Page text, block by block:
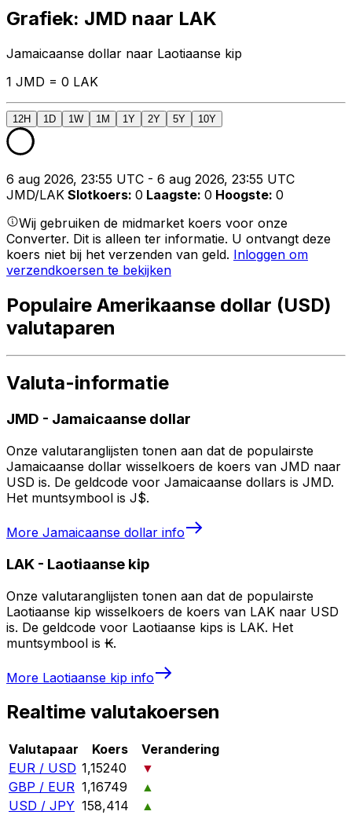
Grafiek: JMD naar LAK
Jamaicaanse dollar naar Laotiaanse kip
1 JMD = 0 LAK
12H 1D 1W 1M 1Y 2Y 5Y 10Y
6 aug 2026, 23:55 UTC - 6 aug 2026, 23:55 UTC
JMD/LAK Slotkoers: 0 Laagste: 0 Hoogste: 0
Wij gebruiken de midmarket koers voor onze
Converter. Dit is alleen ter informatie. U ontvangt deze
koers niet bij het verzenden van geld. Inloggen om
verzendkoersen te bekijken
Populaire Amerikaanse dollar (USD)
valutaparen
Valuta-informatie
JMD - Jamaicaanse dollar
Onze valutaranglijsten tonen aan dat de populairste
Jamaicaanse dollar wisselkoers de koers van JMD naar
USD is. De geldcode voor Jamaicaanse dollars is JMD.
Het muntsymbool is J$.
More Jamaicaanse dollar info
LAK - Laotiaanse kip
Onze valutaranglijsten tonen aan dat de populairste
Laotiaanse kip wisselkoers de koers van LAK naar USD
is. De geldcode voor Laotiaanse kips is LAK. Het
muntsymbool is ₭.
More Laotiaanse kip info
Realtime valutakoersen
Valutapaar Koers
Verandering
EUR / USD 1,15240
▼
GBP / EUR 1,16749
▲
USD / JPY 158,414
▲